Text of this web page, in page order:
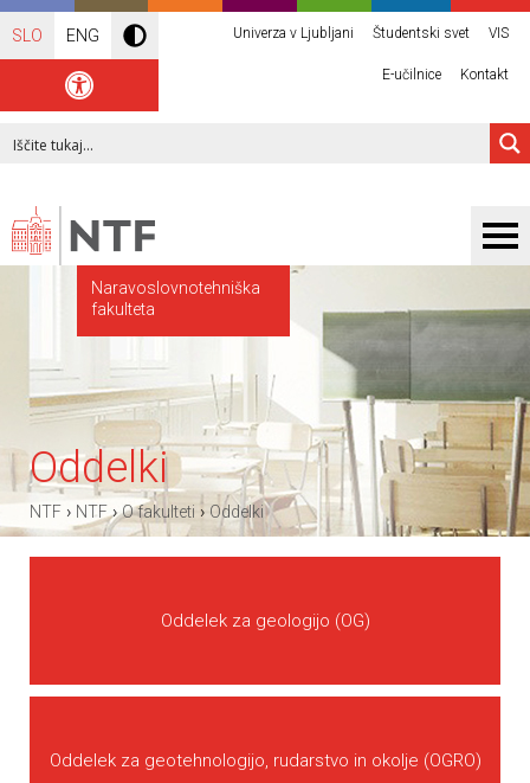
SLO ENG Univerza v Ljubljani Študentski svet VIS
E-učilnice Kontakt
Naravoslovnotehniška
fakulteta
Oddelki
NTF › NTF›O fakulteti › Oddelki
Oddelek za geologijo (OG)
Oddelek za geotehnologijo, rudarstvo in okolje (OGRO)